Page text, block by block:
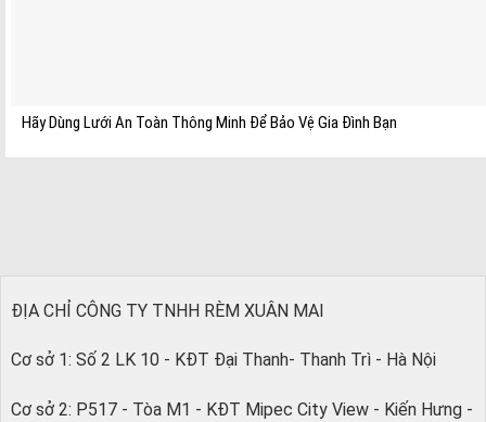
Hãy Dùng Lưới An Toàn Thông Minh Để Bảo Vệ Gia Đình Bạn
ĐỊA CHỈ CÔNG TY TNHH RÈM XUÂN MAI
Cơ sở 1: Số 2 LK 10 - KĐT Đại Thanh- Thanh Trì - Hà Nội
Cơ sở 2: P517 - Tòa M1 - KĐT Mipec City View - Kiến Hưng -